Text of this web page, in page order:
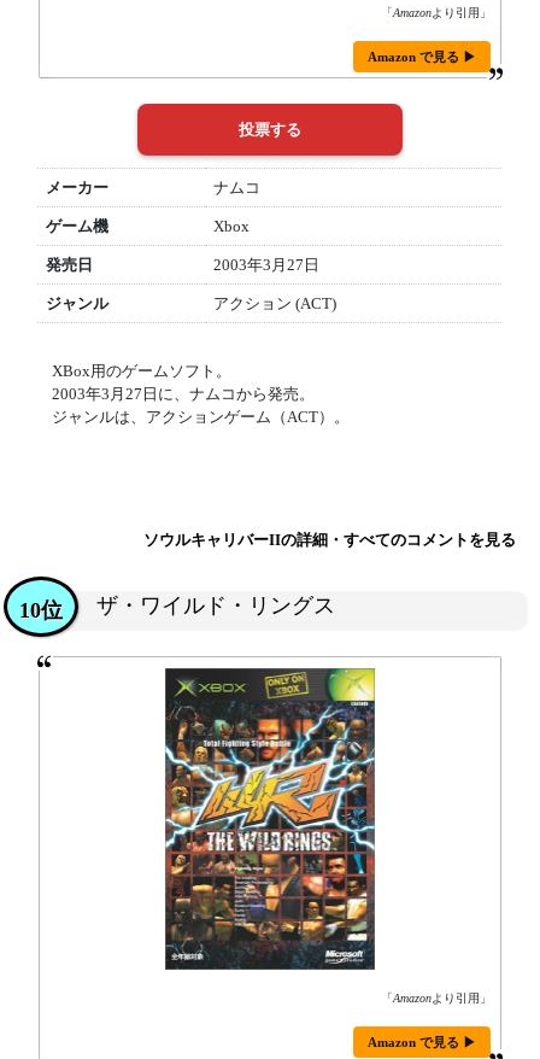
「Amazonより引用」
Amazon で見る ▶
メーカー ナムコ
ゲーム機 Xbox
発売日 2003年3月27日
ジャンル アクション (ACT)
XBox用のゲームソフト。
2003年3月27日に、ナムコから発売。
ジャンルは、アクションゲーム（ACT）。
ソウルキャリバーIIの詳細・すべてのコメントを見る
ザ・ワイルド・リングス
10位
「Amazonより引用」
Amazon で見る ▶